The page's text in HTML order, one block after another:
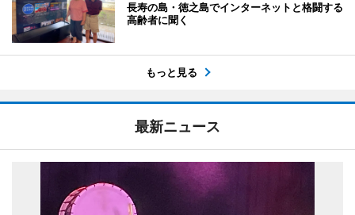
長寿の島・徳之島でインターネットと格闘する
高齢者に聞く
もっと見る
最新ニュース